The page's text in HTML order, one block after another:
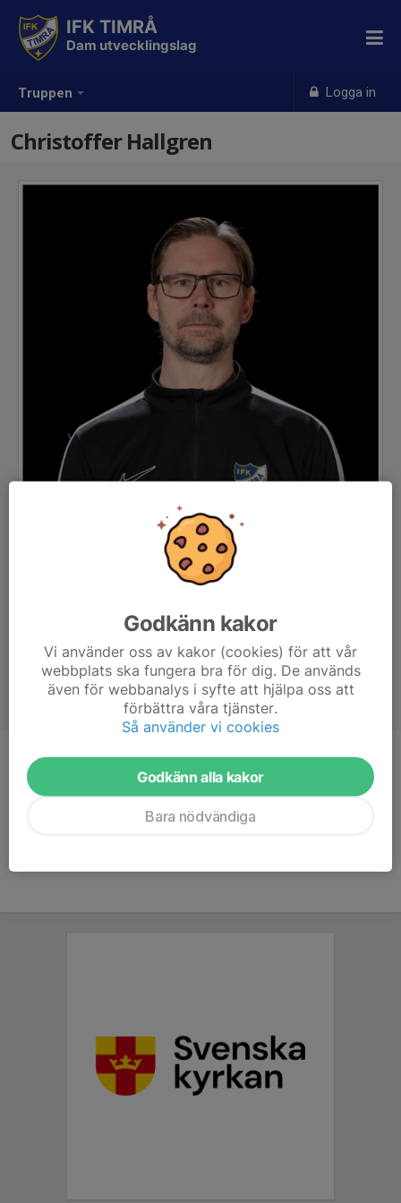
Truppen Logga in
IFK TIMRÅ
Dam utvecklingslag
Christoffer Hallgren
Titel
Ålder
51 år
Godkänn kakor
Vi använder oss av kakor (cookies) för att vår
webbplats ska fungera bra för dig. De används
även för webbanalys i syfte att hjälpa oss att
förbättra våra tjänster.
Så använder vi cookies
Godkänn alla kakor
Bara nödvändiga